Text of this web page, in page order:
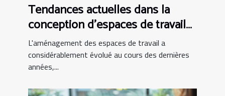
Tendances actuelles dans la
conception d'espaces de travail
modernes
L'aménagement des espaces de travail a
considérablement évolué au cours des dernières
années,...